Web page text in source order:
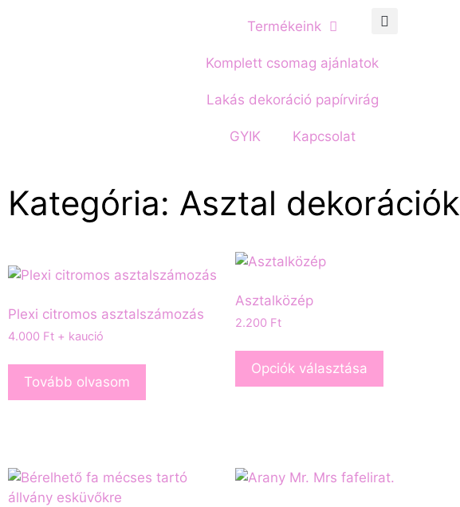
Termékeink
Komplett csomag ajánlatok
Lakás dekoráció papírvirág
GYIK Kapcsolat
Kategória: Asztal dekorációk
Plexi citromos asztalszámozás
4.000 Ft + kaució
Tovább olvasom
Asztalközép
2.200 Ft
Opciók választása